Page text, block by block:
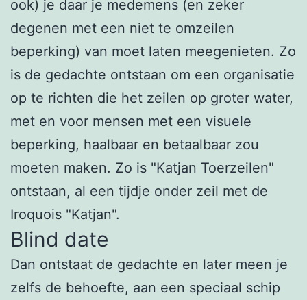
ook) je daar je medemens (en zeker
degenen met een niet te omzeilen
beperking) van moet laten meegenieten. Zo
is de gedachte ontstaan om een organisatie
op te richten die het zeilen op groter water,
met en voor mensen met een visuele
beperking, haalbaar en betaalbaar zou
moeten maken. Zo is "Katjan Toerzeilen"
ontstaan, al een tijdje onder zeil met de
Iroquois "Katjan".
Blind date
Dan ontstaat de gedachte en later meen je
zelfs de behoefte, aan een speciaal schip